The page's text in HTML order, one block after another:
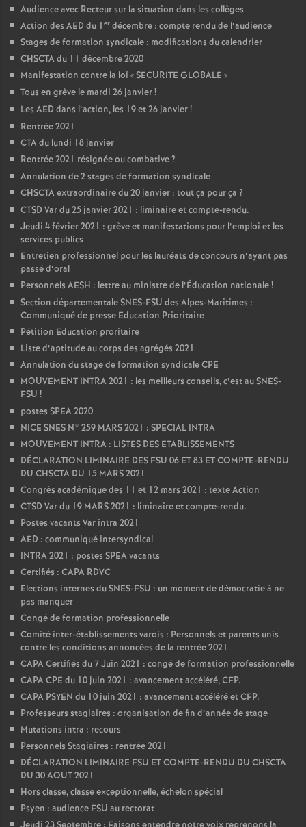
Audience avec Recteur sur la situation dans les collèges
Action des AED du 1 er décembre : compte rendu de l’audience
Stages de formation syndicale : modifications du calendrier
CHSCTA du 11 décembre 2020
Manifestation contre la loi «SECURITE GLOBALE »
Tous en grève le mardi 26 janvier!
Les AED dans l’action, les 19 et 26 janvier!
Rentrée 2021
CTA du lundi 18 janvier
Rentrée 2021 résignée ou combative?
Annulation de 2 stages de formation syndicale
CHSCTA extraordinaire du 20 janvier : tout ça pour ça ?
CTSD Var du 25 janvier 2021 : liminaire et compte-rendu.
Jeudi 4 février 2021 : grève et manifestations pour l’emploi et les
services publics
Entretien professionnel pour les lauréats de concours n’ayant pas
passé d’oral
Personnels AESH : lettre au ministre de l’Éducation nationale!
Section départementale SNES-FSU des Alpes-Maritimes :
Communiqué de presse Education Prioritaire
Pétition Education proritaire
Liste d’aptitude au corps des agrégés 2021
Annulation du stage de formation syndicale CPE
MOUVEMENT INTRA 2021 : les meilleurs conseils, c’est au SNES-
FSU !
postes SPEA 2020
NICE SNES N° 259 MARS 2021 : SPECIAL INTRA
MOUVEMENT INTRA : LISTES DES ETABLISSEMENTS
DÉCLARATION LIMINAIRE DES FSU 06 ET 83 ET COMPTE-RENDU
DU CHSCTA DU 15 MARS 2021
Congrès académique des 11 et 12 mars 2021 : texte Action
CTSD Var du 19 MARS 2021 : liminaire et compte-rendu.
Postes vacants Var intra 2021
AED : communiqué intersyndical
INTRA 2021 : postes SPEA vacants
Certifiés : CAPA RDVC
Elections internes du SNES-FSU : un moment de démocratie à ne
pas manquer
Congé de formation professionnelle
Comité inter-établissements varois : Personnels et parents unis
contre les conditions annoncées de la rentrée 2021
CAPA Certifiés du 7 Juin 2021 : congé de formation professionnelle
CAPA CPE du 10 juin 2021 : avancement accéléré, CFP.
CAPA PSYEN du 10 juin 2021 : avancement accéléré et CFP.
Professeurs stagiaires : organisation de fin d’année de stage
Mutations intra : recours
Personnels Stagiaires : rentrée 2021
DÉCLARATION LIMINAIRE FSU ET COMPTE-RENDU DU CHSCTA
DU 30 AOUT 2021
Hors classe, classe exceptionnelle, échelon spécial
Psyen : audience FSU au rectorat